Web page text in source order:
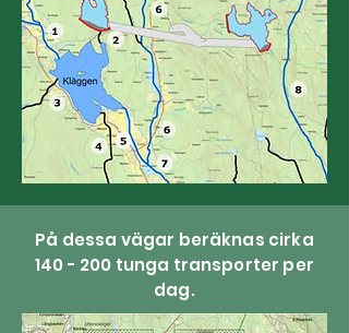
På dessa vägar beräknas cirka
140 - 200 tunga transporter per
dag.